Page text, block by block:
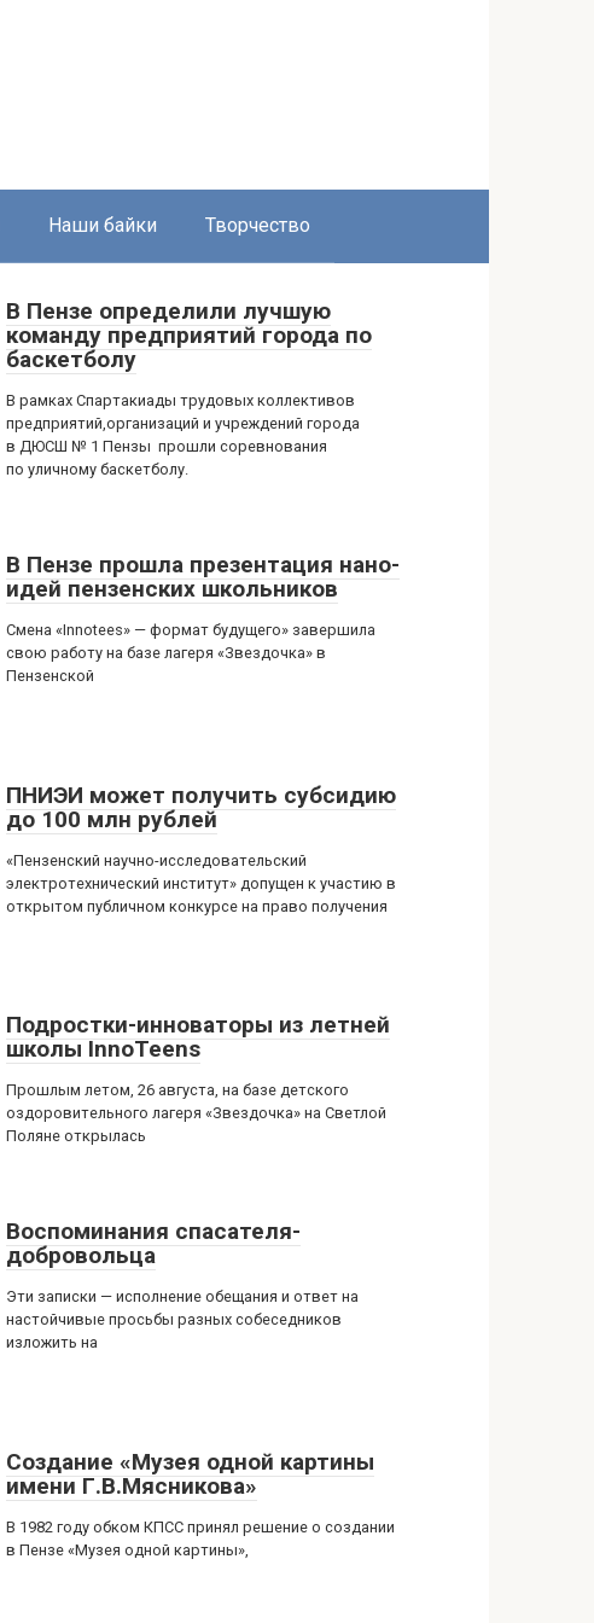
Наши байки Творчество
В Пензе определили лучшую
команду предприятий города по
баскетболу
В рамках Спартакиады трудовых коллективов
предприятий,организаций и учреждений города
в ДЮСШ № 1 Пензы прошли соревнования
по уличному баскетболу.
В Пензе прошла презентация нано-
идей пензенских школьников
Смена «Innotees» — формат будущего» завершила
свою работу на базе лагеря «Звездочка» в
Пензенской
ПНИЭИ может получить субсидию
до 100 млн рублей
«Пензенский научно-исследовательский
электротехнический институт» допущен к участию в
открытом публичном конкурсе на право получения
Подростки-инноваторы из летней
школы InnoTeens
Прошлым летом, 26 августа, на базе детского
оздоровительного лагеря «Звездочка» на Светлой
Поляне открылась
Воспоминания спасателя-
добровольца
Эти записки — исполнение обещания и ответ на
настойчивые просьбы разных собеседников
изложить на
Создание «Музея одной картины
имени Г.В.Мясникова»
В 1982 году обком КПСС принял решение о создании
в Пензе «Музея одной картины»,